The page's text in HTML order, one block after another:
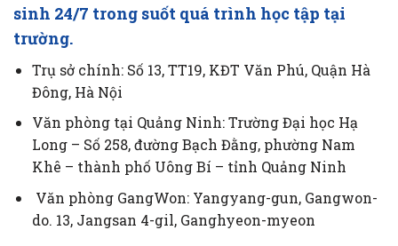
sinh 24/7 trong suốt quá trình học tập tại
trường.
Trụ sở chính: Số 13, TT19, KĐT Văn Phú, Quận Hà
Đông, Hà Nội
Văn phòng tại Quảng Ninh: Trường Đại học Hạ
Long – Số 258, đường Bạch Đằng, phường Nam
Khê – thành phố Uông Bí – tỉnh Quảng Ninh
Văn phòng GangWon: Yangyang-gun, Gangwon-
do. 13, Jangsan 4-gil, Ganghyeon-myeon